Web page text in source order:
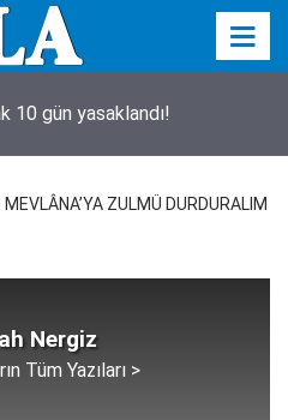
10 gün yasaklandı!
MEVLÂNA’YA ZULMÜ DURDURALIM
Nergiz
Tüm Yazıları >